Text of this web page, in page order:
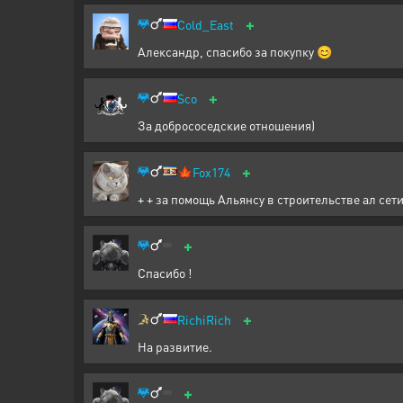
Cold_East +
Александр, спасибо за покупку 😊
Sco +
За добрососедские отношения)
🍁Fox174 +
+ + за помощь Альянсу в строительстве ал
+
Спасибо !
RichiRich +
На развитие.
+